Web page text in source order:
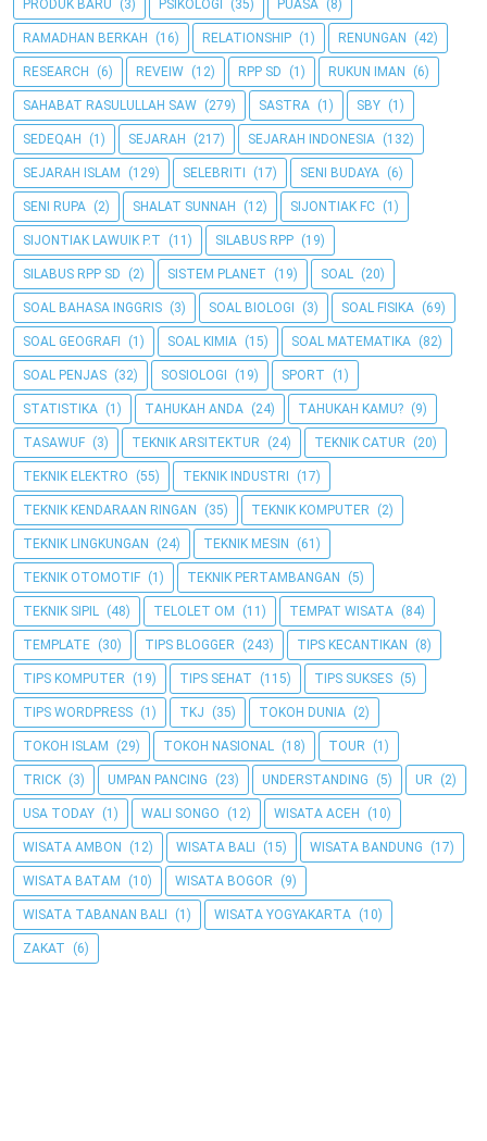
PRODUK BARU (3) PSIKOLOGI (35) PUASA (8)
RAMADHAN BERKAH (16) RELATIONSHIP (1) RENUNGAN (42)
RESEARCH (6) REVEIW (12) RPP SD (1) RUKUN IMAN (6)
SAHABAT RASULULLAH SAW (279) SASTRA (1) SBY (1)
SEDEQAH (1) SEJARAH (217) SEJARAH INDONESIA (132)
SEJARAH ISLAM (129) SELEBRITI (17) SENI BUDAYA (6)
SENI RUPA (2) SHALAT SUNNAH (12) SIJONTIAK FC (1)
SIJONTIAK LAWUIK P.T (11) SILABUS RPP (19)
SILABUS RPP SD (2) SISTEM PLANET (19) SOAL (20)
SOAL BAHASA INGGRIS (3) SOAL BIOLOGI (3) SOAL FISIKA (69)
SOAL GEOGRAFI (1) SOAL KIMIA (15) SOAL MATEMATIKA (82)
SOAL PENJAS (32) SOSIOLOGI (19) SPORT (1)
STATISTIKA (1) TAHUKAH ANDA (24) TAHUKAH KAMU? (9)
TASAWUF (3) TEKNIK ARSITEKTUR (24) TEKNIK CATUR (20)
TEKNIK ELEKTRO (55) TEKNIK INDUSTRI (17)
TEKNIK KENDARAAN RINGAN (35) TEKNIK KOMPUTER (2)
TEKNIK LINGKUNGAN (24) TEKNIK MESIN (61)
TEKNIK OTOMOTIF (1) TEKNIK PERTAMBANGAN (5)
TEKNIK SIPIL (48) TELOLET OM (11) TEMPAT WISATA (84)
TEMPLATE (30) TIPS BLOGGER (243) TIPS KECANTIKAN (8)
TIPS KOMPUTER (19) TIPS SEHAT (115) TIPS SUKSES (5)
TIPS WORDPRESS (1) TKJ (35) TOKOH DUNIA (2)
TOKOH ISLAM (29) TOKOH NASIONAL (18) TOUR (1)
TRICK (3) UMPAN PANCING (23) UNDERSTANDING (5) UR (2)
USA TODAY (1) WALI SONGO (12) WISATA ACEH (10)
WISATA AMBON (12) WISATA BALI (15) WISATA BANDUNG (17)
WISATA BATAM (10) WISATA BOGOR (9)
WISATA TABANAN BALI (1) WISATA YOGYAKARTA (10)
ZAKAT (6)